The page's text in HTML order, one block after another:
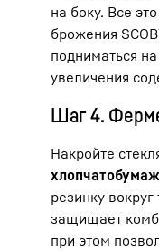
на боку. Все
брожения
подниматься
увеличения
Шаг 4.
Накройте
резинку вокруг
защищает
при этом